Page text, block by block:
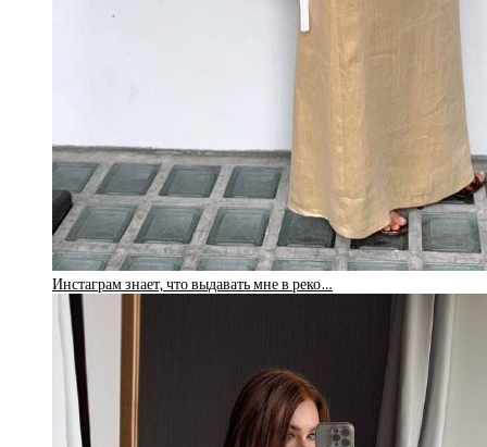
Инстаграм знает, что выдавать мне в реко…